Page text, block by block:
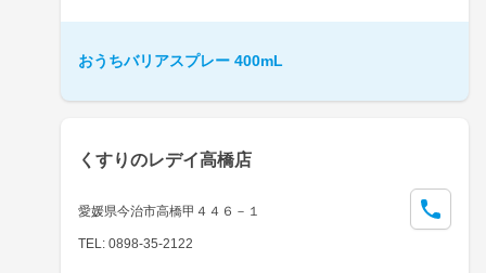
おうちバリアスプレー 400mL
くすりのレデイ高橋店
愛媛県今治市高橋甲４４６－１
TEL: 0898-35-2122